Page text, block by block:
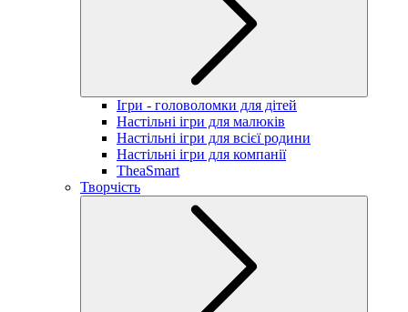
Ігри - головоломки для дітей
Настільні ігри для малюків
Настільні ігри для всієї родини
Настільні ігри для компанії
TheaSmart
Творчість